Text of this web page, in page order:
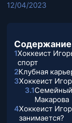
12/04/2023
Содержание
1Хоккеист
спорт
2Клубная
3Хоккеист
3.1
Макарова
4Хоккеист
занимается?